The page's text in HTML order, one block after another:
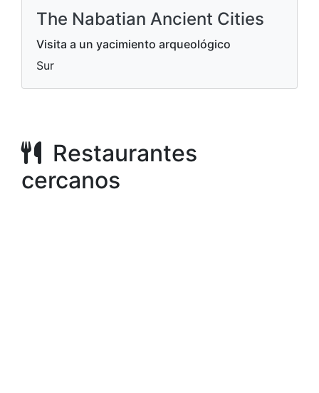
The Nabatian Ancient Cities
Visita a un yacimiento arqueológico
Sur
Restaurantes
cercanos